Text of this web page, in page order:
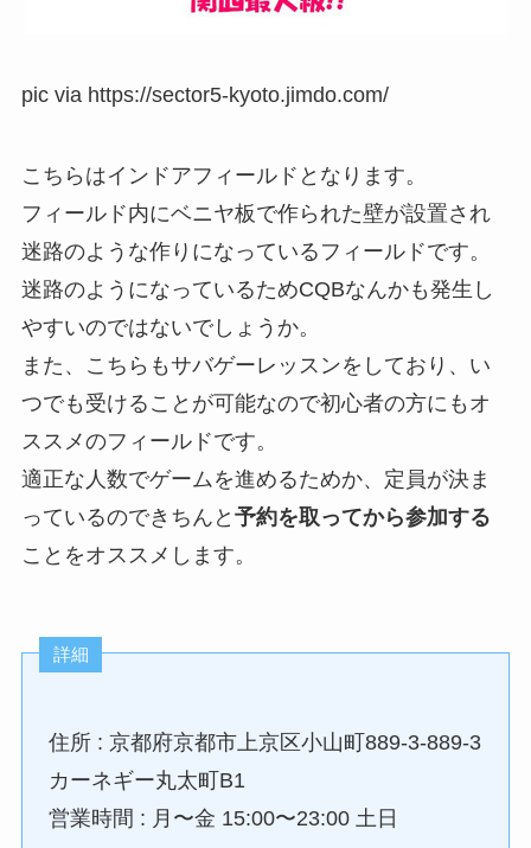
pic via https://sector5-kyoto.jimdo.com/
こちらはインドアフィールドとなります。
フィールド内にベニヤ板で作られた壁が設置され
迷路のような作りになっているフィールドです。
迷路のようになっているためCQBなんかも発生し
やすいのではないでしょうか。
また、こちらもサバゲーレッスンをしており、い
つでも受けることが可能なので初心者の方にもオ
ススメのフィールドです。
適正な人数でゲームを進めるためか、定員が決ま
っているのできちんと 予約を取ってから参加する
ことをオススメします。
詳細
住所 : 京都府京都市上京区小山町889-3-889-3
カーネギー丸太町B1
営業時間 : 月〜金 15:00〜23:00 土日